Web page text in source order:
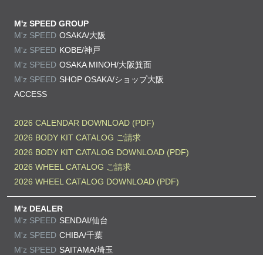
M'z SPEED GROUP
M'z SPEED OSAKA/大阪
M'z SPEED KOBE/神戸
M'z SPEED OSAKA MINOH/大阪箕面
M'z SPEED SHOP OSAKA/ショップ大阪
ACCESS
2026 CALENDAR DOWNLOAD (PDF)
2026 BODY KIT CATALOG ご請求
2026 BODY KIT CATALOG DOWNLOAD (PDF)
2026 WHEEL CATALOG ご請求
2026 WHEEL CATALOG DOWNLOAD (PDF)
M'z DEALER
M'z SPEED SENDAI/仙台
M'z SPEED CHIBA/千葉
M'z SPEED SAITAMA/埼玉